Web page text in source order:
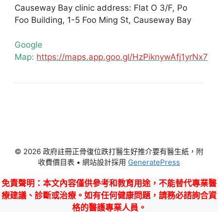
Causeway Bay clinic address: Flat O 3/F, Po
Foo Building, 1-5 Foo Ming St, Causeway Bay
Google
Map: https://maps.app.goo.gl/HzPiknywAfj1yrNx7
© 2026 政府註冊正骨復位跌打醫生好推介要有醫生紙，附
收費價目表 • 網站設計採用 GeneratePress
免責聲明 ：本文內容僅供參考和教育用途，不能替代專業醫
療建議、診斷或治療。如有任何健康問題，請務必諮詢合資
格的醫護專業人員。